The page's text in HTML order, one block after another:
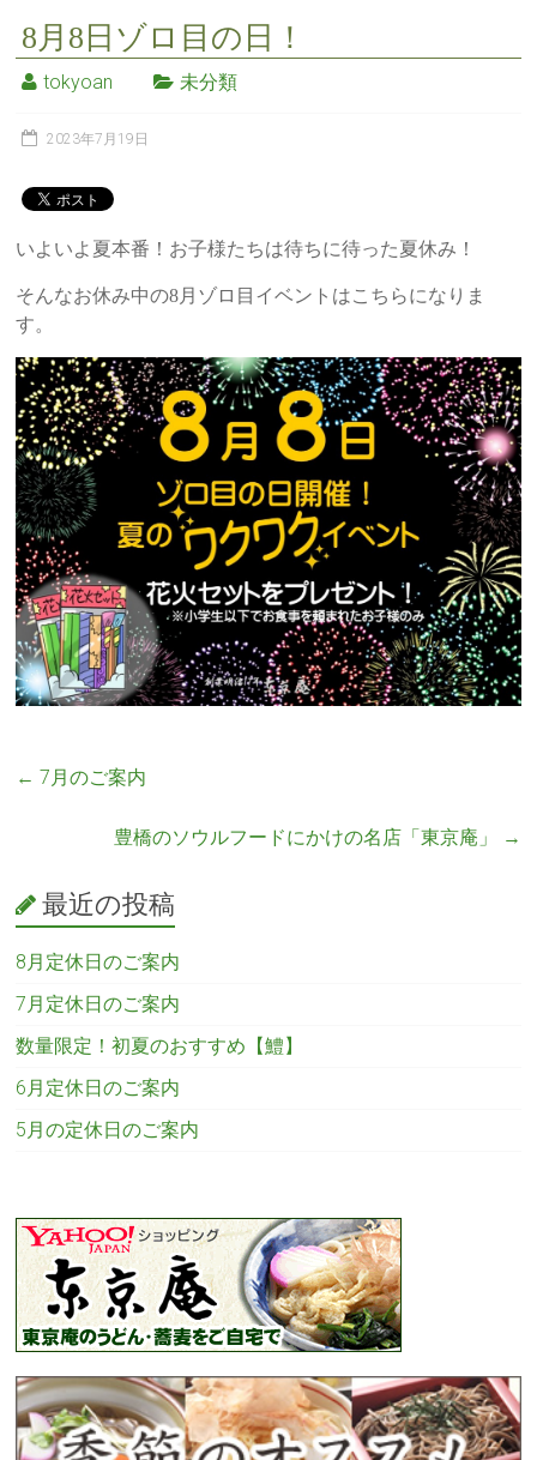
8月8日ゾロ目の日！
tokyoan 未分類
2023年7月19日
いよいよ夏本番！お子様たちは待ちに待った夏休み！
そんなお休み中の8月ゾロ目イベントはこちらになりま
す。
← 7月のご案内
豊橋のソウルフードにかけの名店「東京庵」 →
最近の投稿
8月定休日のご案内
7月定休日のご案内
数量限定！初夏のおすすめ【鱧】
6月定休日のご案内
5月の定休日のご案内